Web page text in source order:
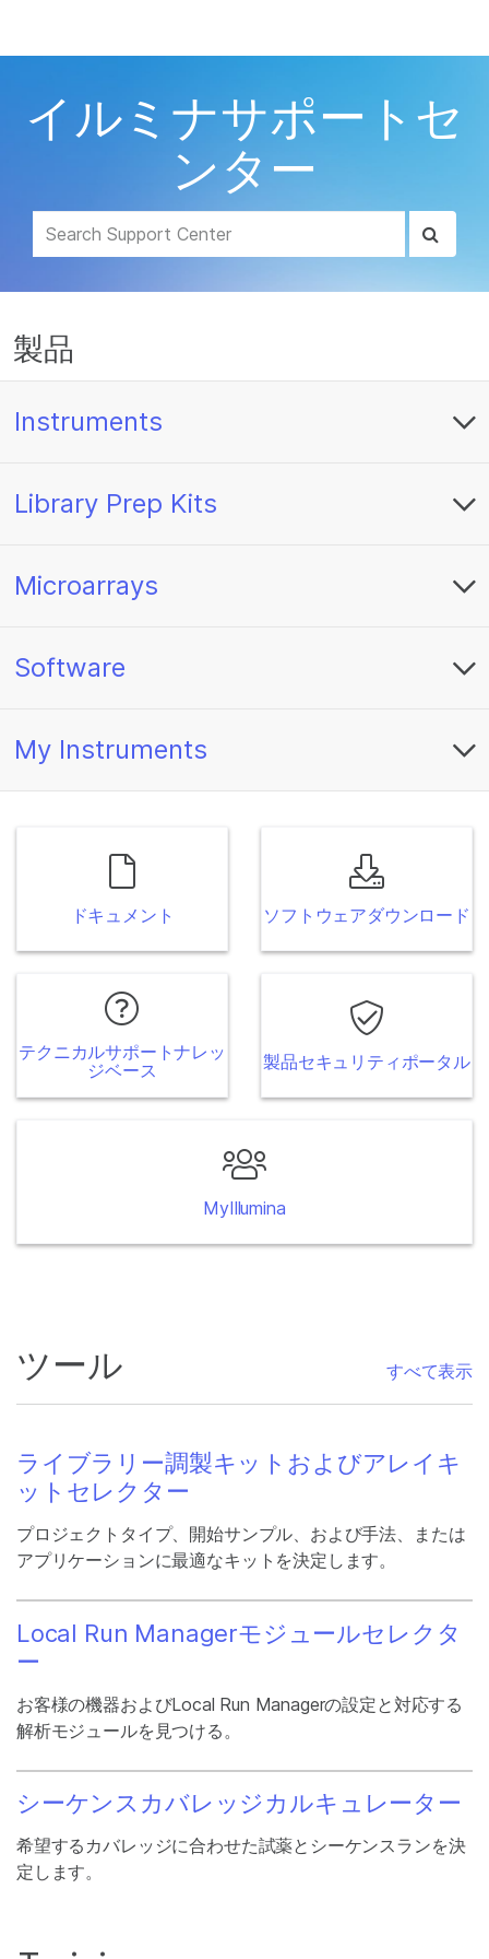
ラーニング
サポート
お気に入りの分野を選択
イルミナサポートセ
ンター
製品
Instruments
Library Prep Kits
Microarrays
Software
My Instruments
ドキュメント ソフトウェアダウンロード
テクニカルサポートナレッ
ジベース
製品セキュリティポータル
MyIllumina
ツール すべて表示
ライブラリー調製キットおよびアレイキ
ットセレクター
プロジェクトタイプ、開始サンプル、および手法、または
アプリケーションに最適なキットを決定します。
Local Run Managerモジュールセレクタ
ー
お客様の機器およびLocal Run Managerの設定と対応する
解析モジュールを見つける。
シーケンスカバレッジカルキュレーター
希望するカバレッジに合わせた試薬とシーケンスランを決
定します。
高いコンテンツへのリンクが表示されます:
×
がん研究
複雑な疾患
臨床オンコロジー
生殖医学